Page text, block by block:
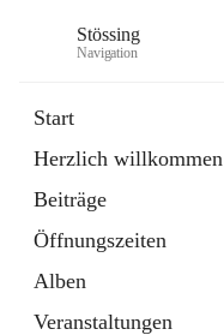
Stössing
Navigation
Start
Herzlich willkommen
Beiträge
Öffnungszeiten
Alben
Veranstaltungen
Datei
in
Tab
Kindergarten
öffnet
in
neuem
Tab